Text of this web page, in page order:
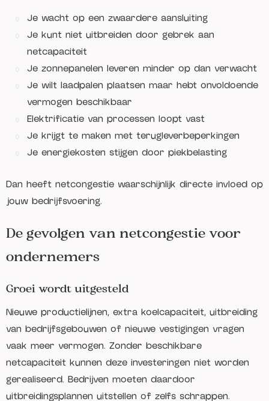
Je wacht op een zwaardere aansluiting
Je kunt niet uitbreiden door gebrek aan
netcapaciteit
Je zonnepanelen leveren minder op dan verwacht
Je wilt laadpalen plaatsen maar hebt onvoldoende
vermogen beschikbaar
Elektrificatie van processen loopt vast
Je krijgt te maken met terugleverbeperkingen
Je energiekosten stijgen door piekbelasting
Dan heeft netcongestie waarschijnlijk directe invloed op
jouw bedrijfsvoering.
De gevolgen van netcongestie voor
ondernemers
Groei wordt uitgesteld
Nieuwe productielijnen, extra koelcapaciteit, uitbreiding
van bedrijfsgebouwen of nieuwe vestigingen vragen
vaak meer vermogen. Zonder beschikbare
netcapaciteit kunnen deze investeringen niet worden
gerealiseerd. Bedrijven moeten daardoor
uitbreidingsplannen uitstellen of zelfs schrappen.